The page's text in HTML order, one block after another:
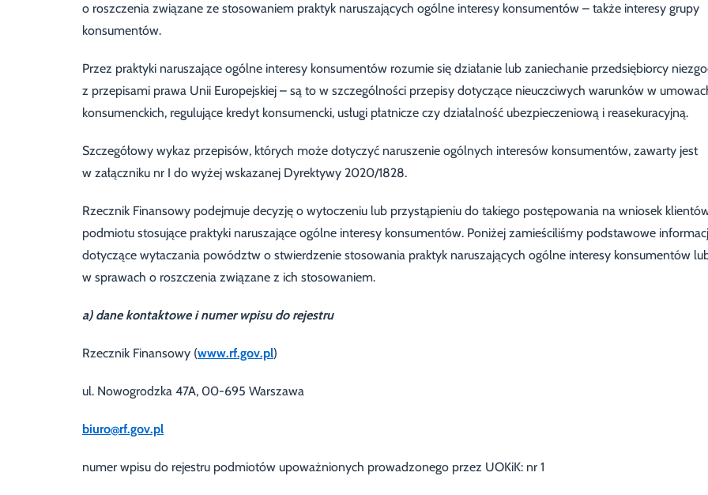
o roszczenia związane ze stosowaniem praktyk naruszających ogólne interesy konsumentów – także interesy grupy
konsumentów.
Przez praktyki naruszające ogólne interesy konsumentów rozumie się działanie lub zaniechanie przedsiębiorcy
z przepisami prawa Unii Europejskiej – są to w szczególności przepisy dotyczące nieuczciwych warunków w
konsumenckich, regulujące kredyt konsumencki, usługi płatnicze czy działalność ubezpieczeniową i reasekuracyjną.
Szczegółowy wykaz przepisów, których może dotyczyć naruszenie ogólnych interesów konsumentów, zawarty jest
w załączniku nr I do wyżej wskazanej Dyrektywy 2020/1828.
Rzecznik Finansowy podejmuje decyzję o wytoczeniu lub przystąpieniu do takiego postępowania na wniosek
podmiotu stosujące praktyki naruszające ogólne interesy konsumentów. Poniżej zamieściliśmy podstawowe
dotyczące wytaczania powództw o stwierdzenie stosowania praktyk naruszających ogólne interesy konsumentów
w sprawach o roszczenia związane z ich stosowaniem.
a) dane kontaktowe i numer wpisu do rejestru
Rzecznik Finansowy (www.rf.gov.pl)
ul. Nowogrodzka 47A, 00-695 Warszawa
biuro@rf.gov.pl
numer wpisu do rejestru podmiotów upoważnionych prowadzonego przez UOKiK: nr 1